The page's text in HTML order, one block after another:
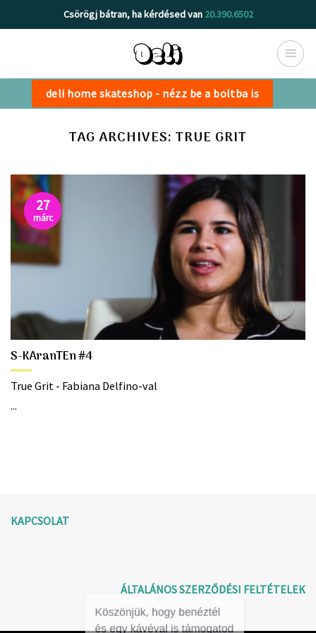
to
Csörögj bátran, ha kérdésed van 20.390.6502
deli home skateshop - nézz be a boltba is
TAG ARCHIVES: TRUE GRIT
S-KAranTEn #4
True Grit - Fabiana Delfino-val
...
27
márc
KAPCSOLAT
ÁLTALÁNOS SZERZŐDÉSI FELTÉTELEK
Köszönjük, hogy benéztél